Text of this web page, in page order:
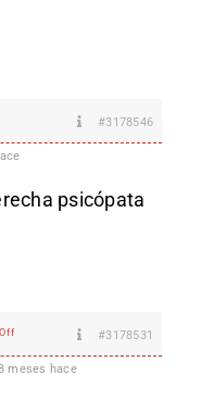
#3178546
psicópata
#3178531
meses hace